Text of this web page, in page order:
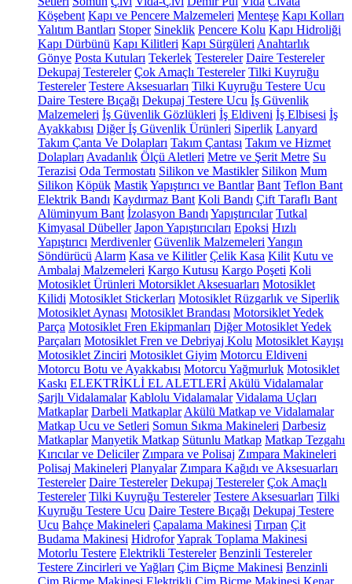
Köşebent Kapı ve Pencere Malzemeleri Menteşe Kapı Kolları
Yalıtım Bantları Stoper Sineklik Pencere Kolu Kapı Hidroliği
Kapı Dürbünü Kapı Kilitleri Kapı Sürgüleri Anahtarlık
Gönye Posta Kutuları Tekerlek Testereler Daire Testereler
Dekupaj Testereler Çok Amaçlı Testereler Tilki Kuyruğu
Testereler Testere Aksesuarları Tilki Kuyruğu Testere Ucu
Daire Testere Bıçağı Dekupaj Testere Ucu İş Güvenlik
Malzemeleri İş Güvenlik Gözlükleri İş Eldiveni İş Elbisesi İş
Ayakkabısı Diğer İş Güvenlik Ürünleri Siperlik Lanyard
Takım Çanta Ve Dolapları Takım Çantası Takım ve Hizmet
Dolapları Avadanlık Ölçü Aletleri Metre ve Şerit Metre Su
Terazisi Oda Termostatı Silikon ve Mastikler Silikon Mum
Silikon Köpük MastikYapıştırıcı ve Bantlar Bant Teflon Bant
Elektrik Bandı Kaydırmaz Bant Koli Bandı Çift Taraflı Bant
Alüminyum Bant İzolasyon Bandı Yapıştırıcılar Tutkal
Kimyasal Dübeller Japon Yapıştırıcıları Epoksi Hızlı
Yapıştırıcı Merdivenler Güvenlik Malzemeleri Yangın
Söndürücü Alarm Kasa ve Kilitler Çelik Kasa Kilit Kutu ve
Ambalaj Malzemeleri Kargo Kutusu Kargo Poşeti Koli
Motosiklet Ürünleri Motorsiklet Aksesuarları Motosiklet
Kilidi Motosiklet Stickerları Motosiklet Rüzgarlık ve Siperlik
Motosiklet Aynası Motosiklet Brandası Motorsiklet Yedek
Parça Motosiklet Fren Ekipmanları Diğer Motosiklet Yedek
Parçaları Motosiklet Fren ve Debriyaj Kolu Motosiklet Kayışı
Motosiklet Zinciri Motosiklet Giyim Motorcu Eldiveni
Motorcu Botu ve Ayakkabısı Motorcu Yağmurluk Motosiklet
Kaskı ELEKTRİKLİ EL ALETLERİ Akülü Vidalamalar
Şarjlı Vidalamalar Kablolu Vidalamalar Vidalama Uçları
Matkaplar Darbeli Matkaplar Akülü Matkap ve Vidalamalar
Matkap Ucu ve Setleri Somun Sıkma Makineleri Darbesiz
Matkaplar Manyetik Matkap Sütunlu Matkap Matkap Tezgahı
Kırıcılar ve Deliciler Zımpara ve Polisaj Zımpara Makineleri
Polisaj Makineleri Planyalar Zımpara Kağıdı ve Aksesuarları
Testereler Daire Testereler Dekupaj Testereler Çok Amaçlı
Testereler Tilki Kuyruğu Testereler Testere Aksesuarları Tilki
Kuyruğu Testere Ucu Daire Testere Bıçağı Dekupaj Testere
Ucu Bahçe Makineleri Çapalama Makinesi Tırpan Çit
Budama Makinesi HidroforYaprak Toplama Makinesi
Motorlu Testere Elektrikli Testereler Benzinli Testereler
Testere Zincirleri ve Yağları Çim Biçme Makinesi Benzinli
Çim Biçme Makinesi Elektrikli Çim Biçme Makinesi Kenar